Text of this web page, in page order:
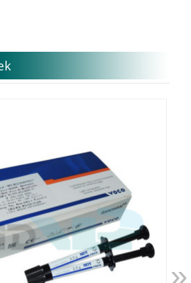
Products GmbH
»